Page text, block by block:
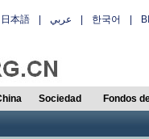
日本語| عربي 한국어
Sociedad Fondos